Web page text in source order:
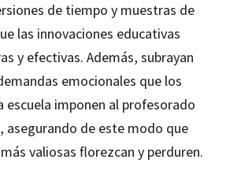
de tiempo y muestras de
las innovaciones educativas
y efectivas. Además, subrayan
emocionales que los
escuela imponen al profesorado
asegurando de este modo que
valiosas florezcan y perduren.